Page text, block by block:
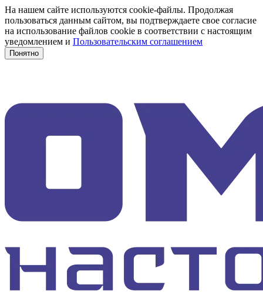
На нашем сайте используются cookie-файлы. Продолжая
пользоваться данным сайтом, вы подтверждаете свое согласие
на использование файлов cookie в соответствии с настоящим
уведомлением и Пользовательским соглашением
Понятно